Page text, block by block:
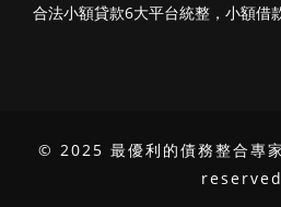
合法小額貸款6大平台統整，小額借
© 2025 最優利的債務整合